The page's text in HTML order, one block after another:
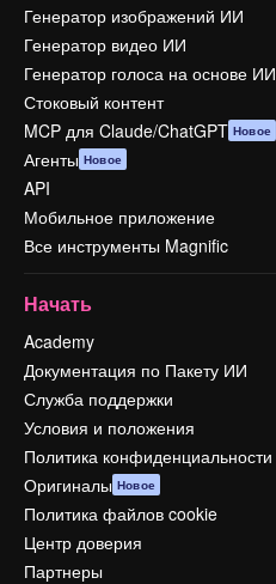
Генератор изображений ИИ
Генератор видео ИИ
Генератор голоса на основе ИИ
Стоковый контент
MCP для Claude/ChatGPT Новое
Агенты Новое
API
Мобильное приложение
Все инструменты Magnific
Начать
Academy
Документация по Пакету ИИ
Служба поддержки
Условия и положения
Политика конфиденциальности
Оригиналы Новое
Политика файлов cookie
Центр доверия
Партнеры